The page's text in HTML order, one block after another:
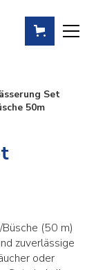
Set
50m
(50 m)
zuverlässige
oder